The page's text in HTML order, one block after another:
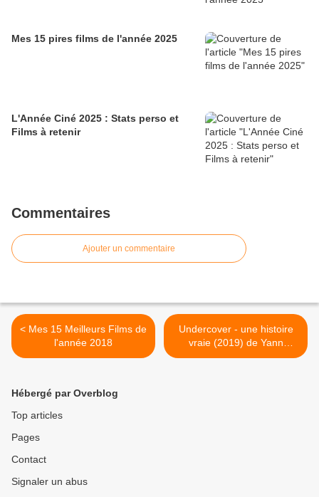
Mes 15 pires films de l'année 2025
L'Année Ciné 2025 : Stats perso et
Films à retenir
Commentaires
Ajouter un commentaire
< Mes 15 Meilleurs Films de
l'année 2018
Undercover - une histoire
vraie (2019) de Yann
Demange >
Hébergé par Overblog
Top articles
Pages
Contact
Signaler un abus